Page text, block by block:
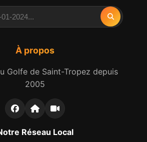
À propos
Golfe de Saint-Tropez depuis
2005
Réseau Local